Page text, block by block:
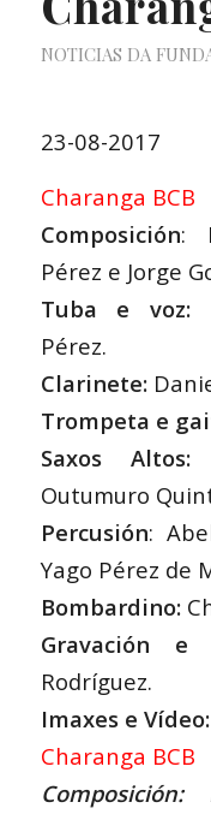
NOTICIAS DA
23-08-2017
Charanga BCB
Composición:
Pérez e Jorge
Tuba e voz:
Pérez.
Clarinete:
Trompeta e
Saxos Altos:
Outumuro
Percusión:
Yago Pérez de
Bombardino:
Gravación e
Rodríguez.
Imaxes e Vídeo:
Charanga BCB
Composición: